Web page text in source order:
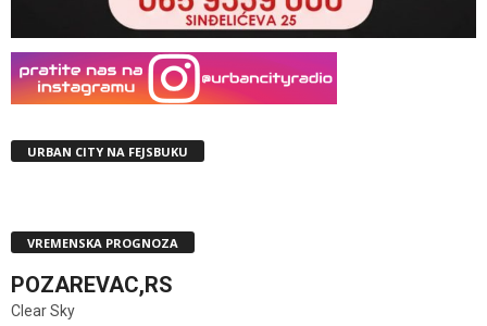
URBAN CITY NA FEJSBUKU
VREMENSKA PROGNOZA
POZAREVAC,RS
Clear Sky